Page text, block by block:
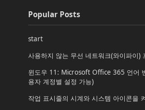
Popular Posts
start
사용하지 않는 무선 네트워크(와이파이)
윈도우 11: Microsoft Office 365 언어
용자 계정별 설정 가능)
작업 표시줄의 시계와 시스템 아이콘을